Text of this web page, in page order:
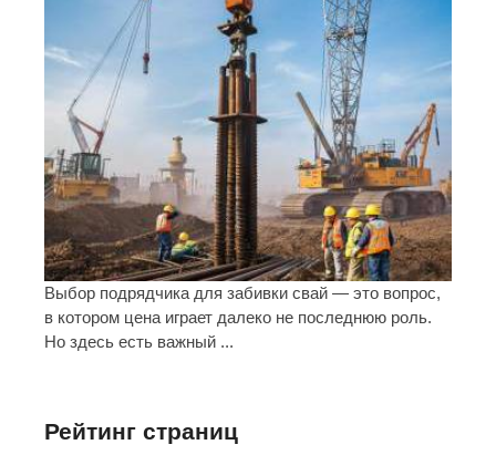
Выбор подрядчика для забивки свай — это вопрос,
в котором цена играет далеко не последнюю роль.
Но здесь есть важный ...
Рейтинг страниц